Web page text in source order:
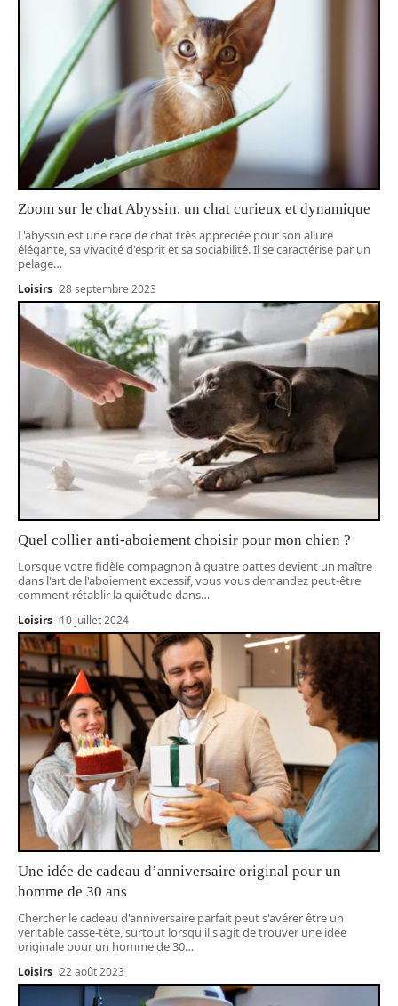
Zoom sur le chat Abyssin, un chat curieux et dynamique
L'abyssin est une race de chat très appréciée pour son allure
élégante, sa vivacité d'esprit et sa sociabilité. Il se caractérise par un
pelage…
Loisirs 28 septembre 2023
Quel collier anti-aboiement choisir pour mon chien ?
Lorsque votre fidèle compagnon à quatre pattes devient un maître
dans l'art de l'aboiement excessif, vous vous demandez peut-être
comment rétablir la quiétude dans…
Loisirs 10 juillet 2024
Une idée de cadeau d’anniversaire original pour un
homme de 30 ans
Chercher le cadeau d'anniversaire parfait peut s'avérer être un
véritable casse-tête, surtout lorsqu'il s'agit de trouver une idée
originale pour un homme de 30…
Loisirs 22 août 2023